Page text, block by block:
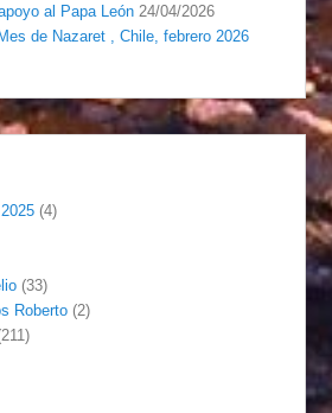
al Papa León 24/04/2026
de Nazaret , Chile, febrero 2026
(4)
(33)
Roberto(2)